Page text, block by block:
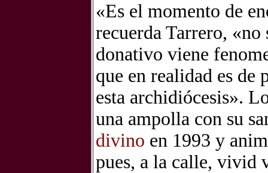
«Es el momento de
recuerda Tarrero, «no
donativo viene
que en realidad es de
esta archidiócesis».
una ampolla con su
divino en 1993 y
pues, a la calle, vivid